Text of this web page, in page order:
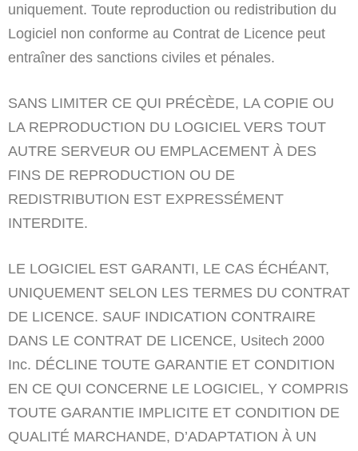
uniquement. Toute reproduction ou redistribution du
Logiciel non conforme au Contrat de Licence peut
entraîner des sanctions civiles et pénales.
SANS LIMITER CE QUI PRÉCÈDE, LA COPIE OU
LA REPRODUCTION DU LOGICIEL VERS TOUT
AUTRE SERVEUR OU EMPLACEMENT À DES
FINS DE REPRODUCTION OU DE
REDISTRIBUTION EST EXPRESSÉMENT
INTERDITE.
LE LOGICIEL EST GARANTI, LE CAS ÉCHÉANT,
UNIQUEMENT SELON LES TERMES DU CONTRAT
DE LICENCE. SAUF INDICATION CONTRAIRE
DANS LE CONTRAT DE LICENCE, Usitech 2000
Inc. DÉCLINE TOUTE GARANTIE ET CONDITION
EN CE QUI CONCERNE LE LOGICIEL, Y COMPRIS
TOUTE GARANTIE IMPLICITE ET CONDITION DE
QUALITÉ MARCHANDE, D’ADAPTATION À UN